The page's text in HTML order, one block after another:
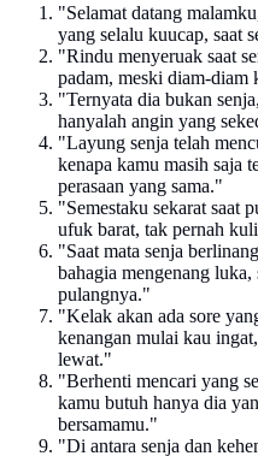
"Selamat datang
yang selalu kuucap, saat
"Rindu menyeruak saat
padam, meski diam-diam
"Ternyata dia bukan
hanyalah angin yang
"Layung senja telah
kenapa kamu masih saja
perasaan yang sama."
"Semestaku sekarat saat
ufuk barat, tak pernah
"Saat mata senja
bahagia mengenang
pulangnya."
"Kelak akan ada sore
kenangan mulai kau
lewat."
"Berhenti mencari yang
kamu butuh hanya dia
bersamamu."
"Di antara senja dan